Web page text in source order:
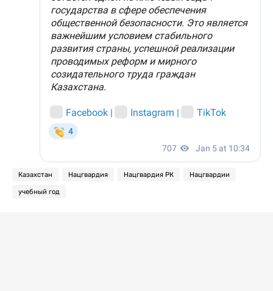
Казахстан Нацгвардия Нацгвардия РК Нацгвардии
учебный год